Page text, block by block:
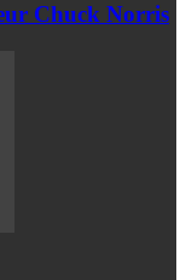
Chuck Norris